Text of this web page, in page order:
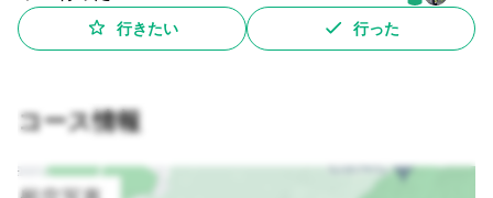
行きたい 行った
コース情報